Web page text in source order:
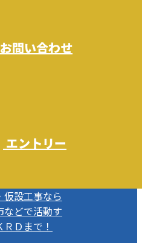
お問い合わせ
エントリー